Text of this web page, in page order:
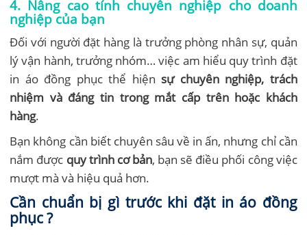
4. Nâng cao tính chuyên nghiệp cho doanh
nghiệp của bạn
Đối với người đặt hàng là trưởng phòng nhân sự, quản
lý vận hành, trưởng nhóm… việc am hiểu quy trình đặt
in áo đồng phục thể hiện sự chuyên nghiệp, trách
nhiệm và đáng tin trong mắt cấp trên hoặc khách
hàng.
Bạn không cần biết chuyên sâu về in ấn, nhưng chỉ cần
nắm được quy trình cơ bản, bạn sẽ điều phối công việc
mượt mà và hiệu quả hơn.
Cần chuẩn bị gì trước khi đặt in áo đồng
phục ?